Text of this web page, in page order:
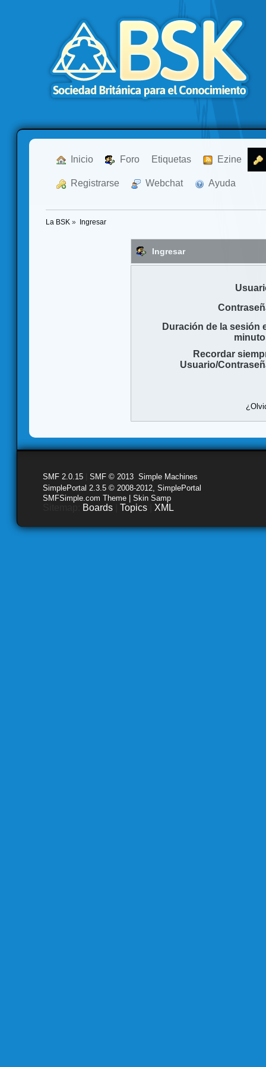
Inicio Foro Etiquetas Ezine
Registrarse Webchat Ayuda
La BSK » Ingresar
Ingresar
Duración de la sesión
Recordar
Usuario/
SMF 2.0.15 SMF © 2013 Simple Machines
SimplePortal 2.3.5 © 2008-2012, SimplePortal
SMFSimple.com Theme | Skin Samp
Boards Topics XML